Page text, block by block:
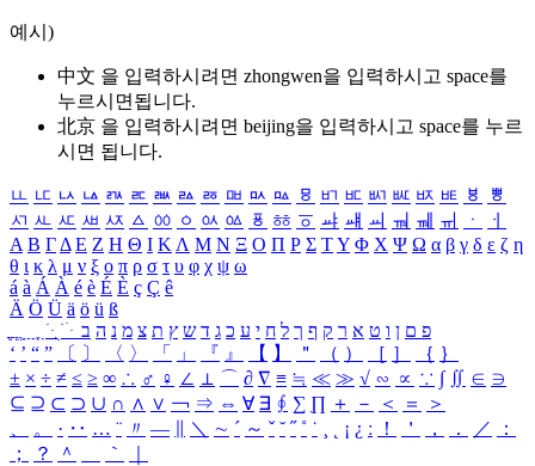
예시)
中文 을 입력하시려면 zhongwen을 입력하시고 space를
누르시면됩니다.
北京 을 입력하시려면 beijing을 입력하시고 space를 누르
시면 됩니다.
ㅥ ㅦ ㅧ ㅨ ㅩ ㅪ ㅫ ㅬ ㅭ ㅮ ㅯ ㅰ ㅱ ㅲ ㅳ ㅴ ㅵ ㅶ ㅷ ㅸ
ㅹ
ㅺ ㅻ ㅼ ㅽ ㅾ ㅿ ㆀ ㆁ ㆂ ㆃ ㆄ ㆅ ㆆ ㆇ ㆈ ㆉ ㆊ ㆋ ㆌ ㆍ
ㆎ
Α Β ΓΔ Ε Ζ Η Θ Ι ΚΛ Μ Ν Ξ Ο Π Ρ Σ ΤΥ Φ Χ Ψ Ω α β γ δ ε ζ η
θ ι κ λ μ ν ξ ο π ρ σ τ υ φ χ ψ ω
á à Á À é è É È ç Ç ê
Ä Ö Ü ä ö ü ß
ִֶֹ ֻּ ׁׂ פ ם ן ו ט א ר ק ף ך ל ח י ע כ ג ד ש ץ ת צ מ נ ה ב
‘ ’ “ ” 〔 〕 〈 〉 「 」 『 』 【 】 ＂ （ ） ［ ］ ｛ ｝
± × ÷ ≠ ≤ ≥ ∞ ∴ ♂ ♀ ∠ ⊥ ⌒ ∂ ∇ ≡ ≒ ≪ ≫ √ ∽ ∝ ∵ ∫ ∬ ∈ ∋
⊆ ⊇ ⊂ ⊃ ∪ ∩ ∧ ∨ ￢ ⇒ ⇔ ∀ ∃ ∮ ∑ ∏ ＋ － ＜ ＝
＞
、
。 · ‥ … ¨ 〃 ― ＼ ∼ ´ ～ ˇ ˘ ˝ ˚ ˙ ¸ ¡ ¿ ː ！ ＇ ， ． ／
：
；
？ ＾ ｀